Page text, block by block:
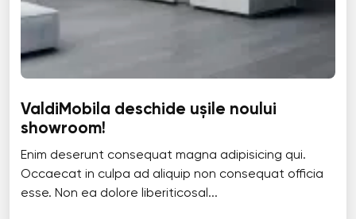
ValdiMobila deschide ușile noului
showroom!
Enim deserunt consequat magna adipisicing qui.
Occaecat in culpa ad aliquip non consequat officia
esse. Non ea dolore liberiticosal...